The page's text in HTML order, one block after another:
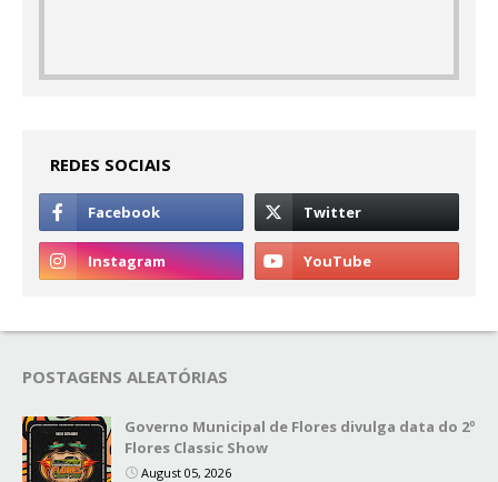
REDES SOCIAIS
POSTAGENS ALEATÓRIAS
Governo Municipal de Flores divulga data do 2º
Flores Classic Show
August 05, 2026